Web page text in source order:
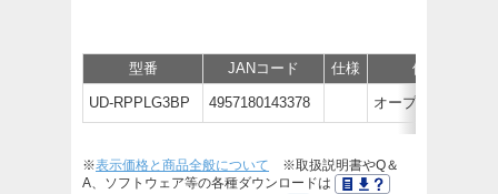
型番 JANコード 仕様 価格
UD-RPPLG3BP 4957180143378 オープン価格
※表示価格と商品全般について ※取扱説明書やQ＆
A、ソフトウェア等の各種ダウンロードは